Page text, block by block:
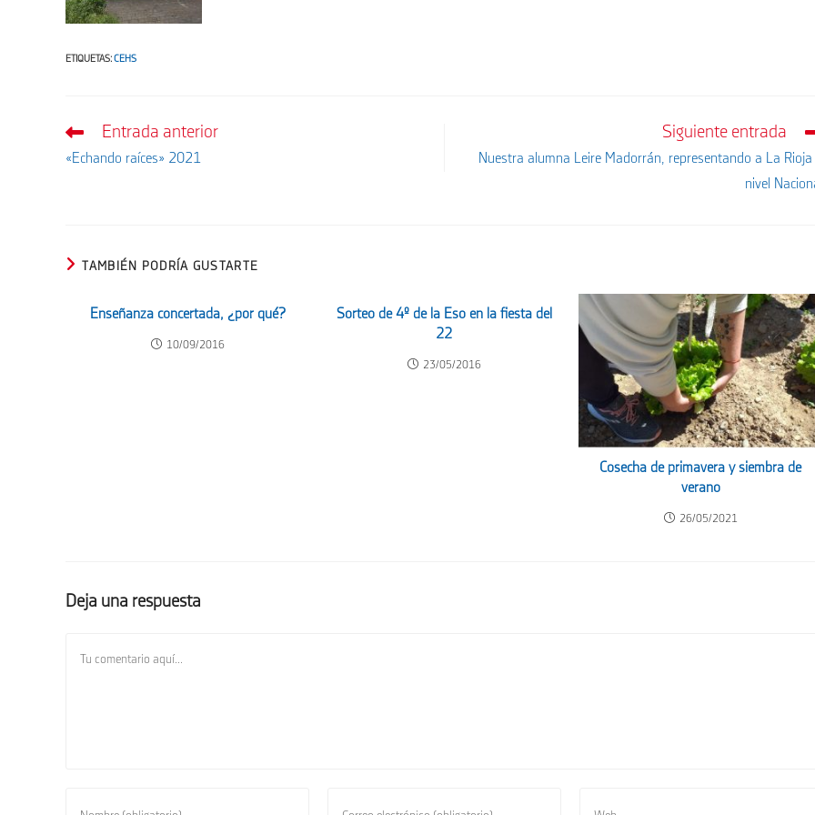
ETIQUETAS: CEHS
Leer
artículos
Entrada anterior
«Echando raíces» 2021
Siguiente entrada
Nuestra alumna Leire Madorrán, representando a La Rioja
nivel
TAMBIÉN PODRÍA GUSTARTE
Enseñanza concertada, ¿por qué?
10/09/2016
Sorteo de 4º de la Eso en la fiesta del
22
23/05/2016
Cosecha de primavera y siembra de
verano
26/05/2021
Deja una respuesta